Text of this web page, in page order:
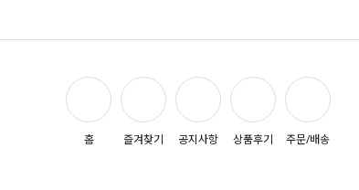
홈 즐겨찾기 공지사항 상품후기 주문/배송